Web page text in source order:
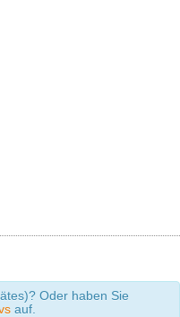
Oder haben Sie
auf.